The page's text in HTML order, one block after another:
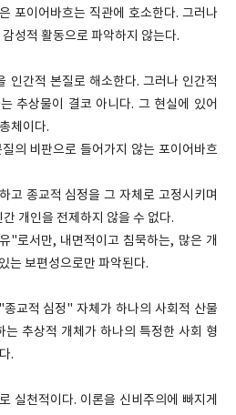
포이어바흐는 직관에 호소한다. 그러나
성적 활동으로 파악하지 않는다.
인간적 본질로 해소한다. 그러나 인간적
추상물이 결코 아니다. 그 현실에 있어
체이다.
의 비판으로 들어가지 않는 포이어바흐
고 종교적 심정을 그 자체로 고정시키며
개인을 전제하지 않을 수 없다.
"로서만, 내면적이고 침묵하는, 많은 개
는 보편성으로만 파악된다.
교적 심정" 자체가 하나의 사회적 산물
는 추상적 개체가 하나의 특정한 사회 형
.
실천적이다. 이론을 신비주의에 빠지게